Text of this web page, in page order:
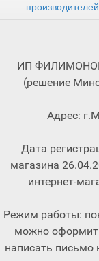
производителей
ИП ФИЛИМОНОВ
(решение
Адрес:
Дата
магазина
интернет-
Режим работы:
можно
написать письмо